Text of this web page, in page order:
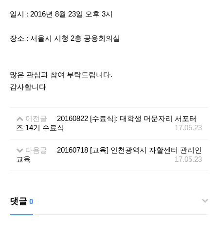
일시 : 2016년 8월 23일 오후 3시
장소 : 서울시 시청 2층 공용회의실
많은 관심과 참여 부탁드립니다.
감사합니다
이전글
20160822 [수료식]: 대학생 머문자리 서포터
즈 14기 수료식
17.05.23
다음글
20160718 [교육] 인천광역시 자활센터 관리인
교육
17.05.23
댓글 0